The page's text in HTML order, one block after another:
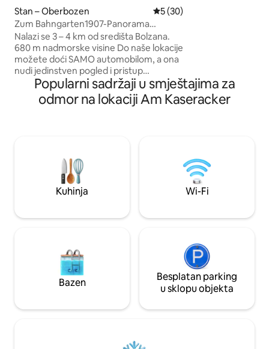
Stan – Oberbozen Prosječna ocjena: 5/5,
5 (30)
Zum Bahngarten1907-Panorama
povijesna željeznička kuća
Nalazi se 3 – 4 km od središta Bolzana.
680 m nadmorske visine Do naše lokacije
možete doći SAMO automobilom, a ona
nudi jedinstven pogled i pristup
aktivnostima na otvorenom. Pobjegnite
od kaosa gradskog života i okrijepite
dušu boravkom u našem udobnom
spomenika UNESCO-ove baštine.
Pijuckajte vino na balkonu pod nebom
punim zvijezda. U cijenu je uključena
Ritten Card (!)
Popularni sadržaji u smještajima za
odmor na lokaciji Am Kaseracker
Kuhinja Wi-Fi
Bazen
Besplatan parking
u sklopu objekta